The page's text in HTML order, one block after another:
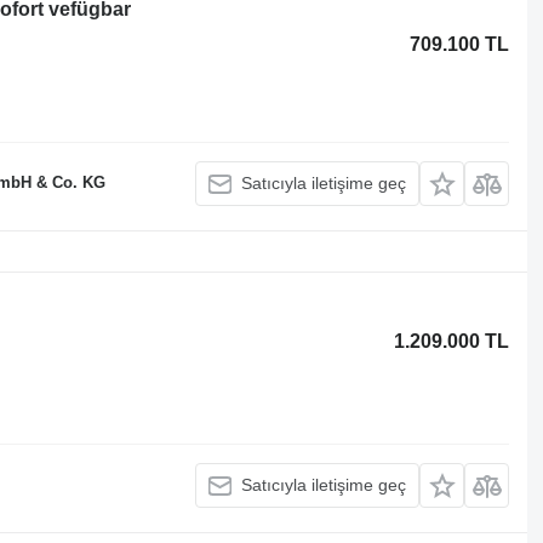
vefügbar
709.100 TL
& Co. KG Satıcıyla iletişime geç
1.209.000 TL
Satıcıyla iletişime geç